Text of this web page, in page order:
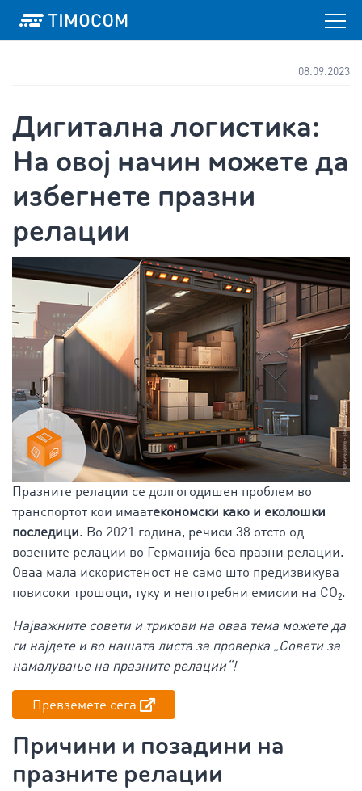
08.09.2023
Дигитална логистика:
На овој начин можете да
избегнете празни
релации
Празните релации се долгогодишен проблем во
транспортот кои имаатекономски како и еколошки
последици. Во 2021 година, речиси 38 отсто од
возените релации во Германија беа празни релации.
Оваа мала искористеност не само што предизвикува
повисоки трошоци, туку и непотребни емисии на CO₂.
Најважните совети и трикови на оваа тема можете да
ги најдете и во нашата листа за проверка „Совети за
намалување на празните релации“!
Превземете сега
Причини и позадини на
празните релации